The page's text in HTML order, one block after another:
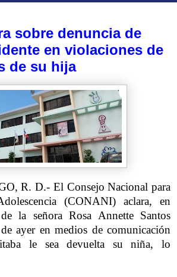
sobre denuncia de
en violaciones de
de su hija
R. D.- El Consejo Nacional para
(CONANI) aclara, en
la señora Rosa Annette Santos
ayer en medios de comunicación
le sea devuelta su niña, lo